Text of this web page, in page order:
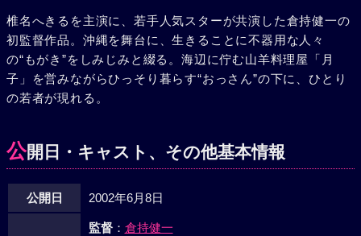
椎名へきるを主演に、若手人気スターが共演した倉持健一の
初監督作品。沖縄を舞台に、生きることに不器用な人々
の“もがき”をしみじみと綴る。海辺に佇む山羊料理屋「月
子」を営みながらひっそり暮らす“おっさん”の下に、ひとり
の若者が現れる。
公開日・キャスト、その他基本情報
公開日 2002年6月8日
監督： 倉持健一